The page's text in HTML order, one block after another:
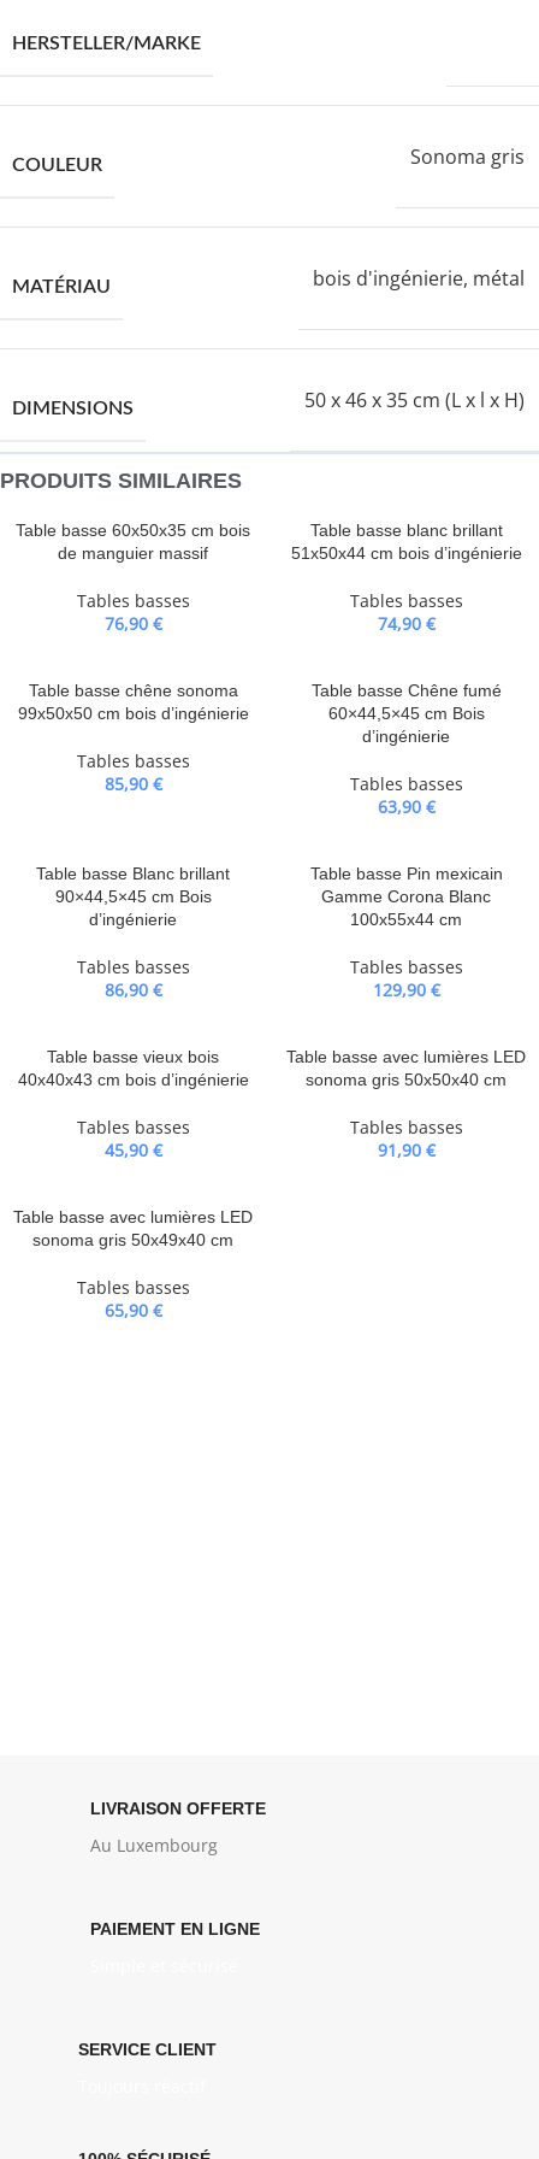
HERSTELLER/MARKE
COULEUR Sonoma gris
MATÉRIAU bois d'ingénierie, métal
DIMENSIONS 50 x 46 x 35 cm (L x l x H)
PRODUITS SIMILAIRES
Table basse 60x50x35 cm bois
de manguier massif
Tables basses
76,90 €
Table basse blanc brillant
51x50x44 cm bois d’ingénierie
Tables basses
74,90 €
Table basse chêne sonoma
99x50x50 cm bois d’ingénierie
Tables basses
85,90 €
Table basse Chêne fumé
60×44,5×45 cm Bois
d’ingénierie
Tables basses
63,90 €
Table basse Blanc brillant
90×44,5×45 cm Bois
d’ingénierie
Tables basses
86,90 €
Table basse Pin mexicain
Gamme Corona Blanc
100x55x44 cm
Tables basses
129,90 €
Table basse vieux bois
40x40x43 cm bois d’ingénierie
Tables basses
45,90 €
Table basse avec lumières LED
sonoma gris 50x50x40 cm
Tables basses
91,90 €
Table basse avec lumières LED
sonoma gris 50x49x40 cm
Tables basses
65,90 €
LIVRAISON OFFERTE
Au Luxembourg
PAIEMENT EN LIGNE
SERVICE CLIENT